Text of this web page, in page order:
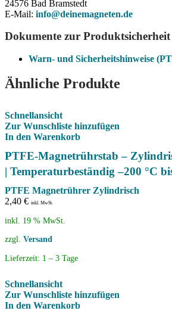
24576 Bad Bramstedt
E-Mail: info@deinemagneten.de
Dokumente zur Produktsicherheit
Warn- und Sicherheitshinweise
Ähnliche Produkte
Schnellansicht
Zur Wunschliste hinzufügen
In den Warenkorb
PTFE-Magnetrührstab –
| Temperaturbeständig –200 °C
PTFE Magnetrührer Zylindrisch
2,40 € inkl. MwSt.
inkl. 19 % MwSt.
zzgl. Versand
Lieferzeit: 1 – 3 Tage
Schnellansicht
Zur Wunschliste hinzufügen
In den Warenkorb